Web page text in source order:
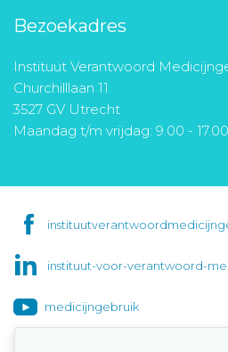
Bezoekadres
Instituut Verantwoord
Churchilllaan 11
3527 GV Utrecht
Maandag t/m vrijdag: 9.00 -
instituut-voor-verantwoord-
medicijngebruik